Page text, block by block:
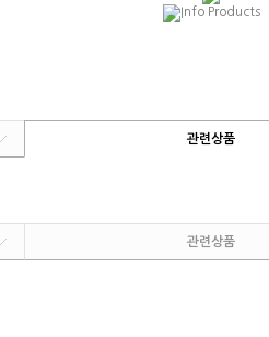
관련상품
관련상품